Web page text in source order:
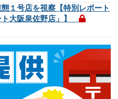
１号店を視察【特別レポート
ト大阪泉佐野店」】